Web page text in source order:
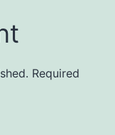
Required